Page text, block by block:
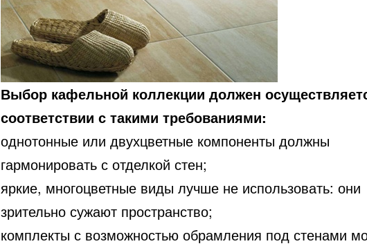
Выбор кафельной коллекции должен
соответствии с такими требованиями:
однотонные или двухцветные компоненты должны
гармонировать с отделкой стен;
яркие, многоцветные виды лучше не использовать: они
зрительно сужают пространство;
комплекты с возможностью обрамления под стенами